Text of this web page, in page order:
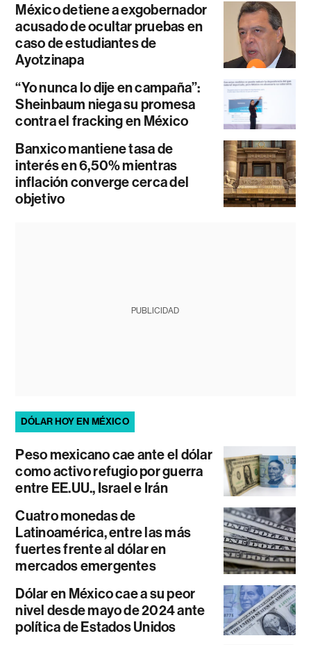
México detiene a exgobernador
acusado de ocultar pruebas en
caso de estudiantes de
Ayotzinapa
“Yo nunca lo dije en campaña”:
Sheinbaum niega su promesa
contra el fracking en México
Banxico mantiene tasa de
interés en 6,50% mientras
inflación converge cerca del
objetivo
PUBLICIDAD
DÓLAR HOY EN MÉXICO
Peso mexicano cae ante el dólar
como activo refugio por guerra
entre EE.UU., Israel e Irán
Cuatro monedas de
Latinoamérica, entre las más
fuertes frente al dólar en
mercados emergentes
Dólar en México cae a su peor
nivel desde mayo de 2024 ante
política de Estados Unidos